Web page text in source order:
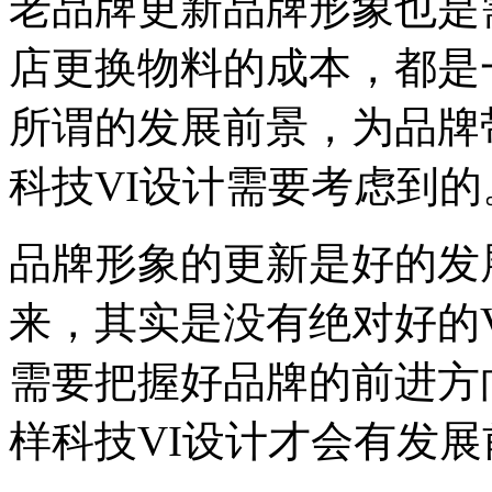
店更换物料的成本，都
所谓的发展前景，为品
科技VI设计需要考虑到的
品牌形象的更新是好的
来，其实是没有绝对好
需要把握好品牌的前进
样科技VI设计才会有发